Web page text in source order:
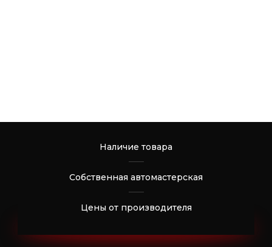
Наличие товара
Собственная автомастерская
Цены от производителя